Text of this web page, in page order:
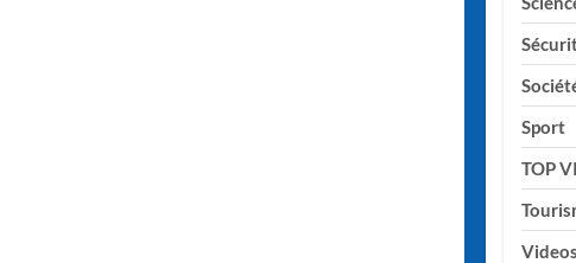
Sport
TOP
Videos